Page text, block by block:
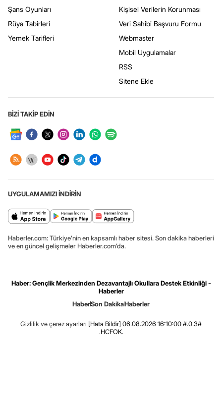
Şans Oyunları
Rüya Tabirleri
Yemek Tarifleri
Kişisel Verilerin Korunması
Veri Sahibi Başvuru Formu
Webmaster
Mobil Uygulamalar
RSS
Sitene Ekle
BİZİ TAKİP EDİN
UYGULAMAMIZI İNDİRİN
Haberler.com: Türkiye’nin en kapsamlı haber sitesi. Son dakika haberleri
ve en güncel gelişmeler Haberler.com’da.
Haber: Gençlik Merkezinden Dezavantajlı Okullara Destek Etkinliği -
Haberler
HaberSon DakikaHaberler
Gizlilik ve çerez ayarları [Hata Bildir] 06.08.2026 16:10:00 #.0.3#
.HCFOK.